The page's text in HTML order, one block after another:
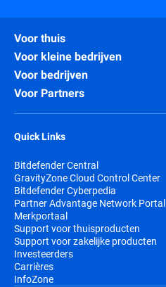
Voor thuis
Voor kleine bedrijven
Voor bedrijven
Voor Partners
Quick Links
Bitdefender Central
GravityZone Cloud Control Center
Bitdefender Cyberpedia
Partner Advantage Network Portal
Merkportaal
Support voor thuisproducten
Support voor zakelijke producten
Investeerders
Carrières
InfoZone